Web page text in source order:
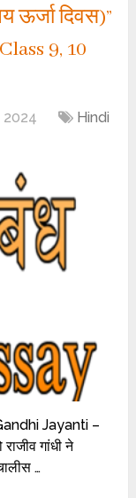
ऊर्जा दिवस)”
9, 10
2024
Hindi
Gandhi Jayanti –
गांधी ने
…